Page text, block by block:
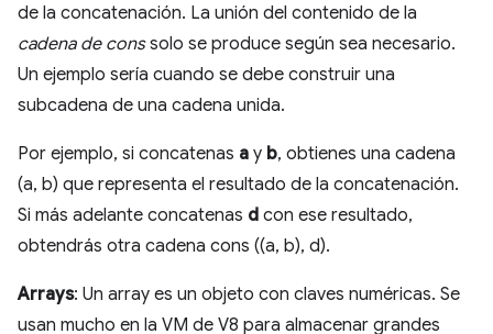
de la concatenación. La unión del contenido de la
cadena de conssolo se produce según sea necesario.
Un ejemplo sería cuando se debe construir una
subcadena de una cadena unida.
Por ejemplo, si concatenas a y b, obtienes una cadena
(a, b) que representa el resultado de la concatenación.
Si más adelante concatenas d con ese resultado,
obtendrás otra cadena cons ((a, b), d).
Arrays: Un array es un objeto con claves numéricas. Se
usan mucho en la VM de V8 para almacenar grandes